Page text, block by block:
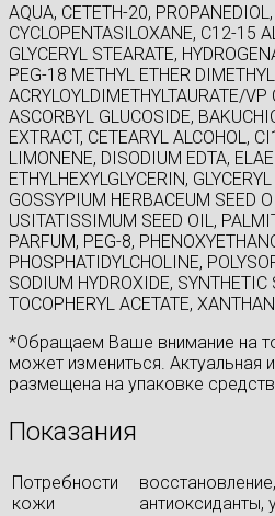
AQUA, CETETH-20,
CYCLOPENTASILOXANE, C12-15
GLYCERYL STEARATE,
PEG-18 METHYL ETHER
ACRYLOYLDIMETHYLTAURATE/VP
ASCORBYL GLUCOSIDE,
EXTRACT, CETEARYL ALCOHOL,
LIMONENE, DISODIUM EDTA,
ETHYLHEXYLGLYCERIN,
GOSSYPIUM HERBACEUM SEED
USITATISSIMUM SEED OIL,
PARFUM, PEG-8,
PHOSPHATIDYLCHOLINE,
SODIUM HYDROXIDE, SYNTHETIC
TOCOPHERYL ACETATE,
*Обращаем Ваше внимание на
может измениться. Актуальная
размещена на упаковке
Показания
Потребности
кожи
антиоксиданты,